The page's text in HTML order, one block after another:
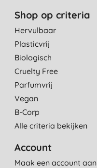
Shop op criteria
Hervulbaar
Plasticvrij
Biologisch
Cruelty Free
Parfumvrij
Vegan
B-Corp
Alle criteria bekijken
Account
Maak een account aan